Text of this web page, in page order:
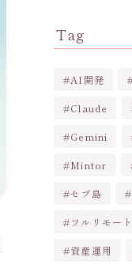
Tag
AI開発
Claude
Gemini
Mintor
セブ島
フルリモート
資産運用